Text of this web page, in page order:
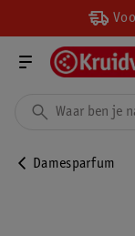
Damesparfum